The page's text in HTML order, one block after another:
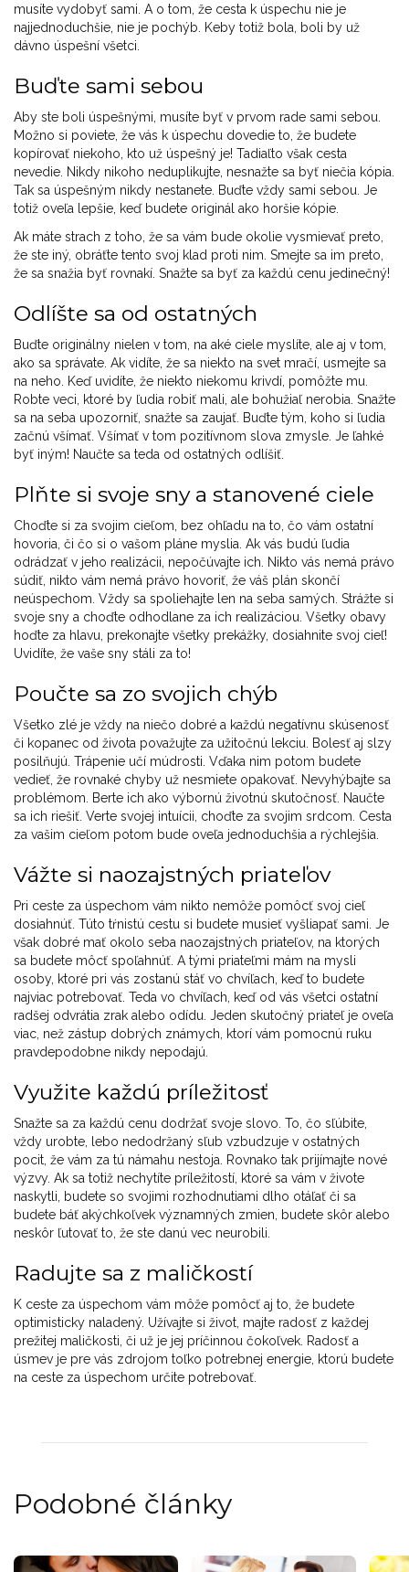
musíte vydobyť sami. A o tom, že cesta k úspechu nie je
najjednoduchšie, nie je pochýb. Keby totiž bola, boli by už
dávno úspešní všetci.
Buďte sami sebou
Aby ste boli úspešnými, musíte byť v prvom rade sami sebou.
Možno si poviete, že vás k úspechu dovedie to, že budete
kopírovať niekoho, kto už úspešný je! Tadiaľto však cesta
nevedie. Nikdy nikoho neduplikujte, nesnažte sa byť niečia kópia.
Tak sa úspešným nikdy nestanete. Buďte vždy sami sebou. Je
totiž oveľa lepšie, keď budete originál ako horšie kópie.
Ak máte strach z toho, že sa vám bude okolie vysmievať preto,
že ste iný, obráťte tento svoj klad proti nim. Smejte sa im preto,
že sa snažia byť rovnakí. Snažte sa byť za každú cenu jedinečný!
Odlíšte sa od ostatných
Buďte originálny nielen v tom, na aké ciele myslíte, ale aj v tom,
ako sa správate. Ak vidíte, že sa niekto na svet mračí, usmejte sa
na neho. Keď uvidíte, že niekto niekomu krivdí, pomôžte mu.
Robte veci, ktoré by ľudia robiť mali, ale bohužiaľ nerobia. Snažte
sa na seba upozorniť, snažte sa zaujať. Buďte tým, koho si ľudia
začnú všímať. Všímať v tom pozitívnom slova zmysle. Je ľahké
byť iným! Naučte sa teda od ostatných odlíšiť.
Plňte si svoje sny a stanovené ciele
Choďte si za svojim cieľom, bez ohľadu na to, čo vám ostatní
hovoria, či čo si o vašom pláne myslia. Ak vás budú ľudia
odrádzať v jeho realizácii, nepočúvajte ich. Nikto vás nemá právo
súdiť, nikto vám nemá právo hovoriť, že váš plán skončí
neúspechom. Vždy sa spoliehajte len na seba samých. Strážte si
svoje sny a choďte odhodlane za ich realizáciou. Všetky obavy
hoďte za hlavu, prekonajte všetky prekážky, dosiahnite svoj cieľ!
Uvidíte, že vaše sny stáli za to!
Poučte sa zo svojich chýb
Všetko zlé je vždy na niečo dobré a každú negatívnu skúsenosť
či kopanec od života považujte za užitočnú lekciu. Bolesť aj slzy
posilňujú. Trápenie učí múdrosti. Vďaka nim potom budete
vedieť, že rovnaké chyby už nesmiete opakovať. Nevyhýbajte sa
problémom. Berte ich ako výbornú životnú skutočnosť. Naučte
sa ich riešiť. Verte svojej intuícii, choďte za svojim srdcom. Cesta
za vašim cieľom potom bude oveľa jednoduchšia a rýchlejšia.
Vážte si naozajstných priateľov
Pri ceste za úspechom vám nikto nemôže pomôcť svoj cieľ
dosiahnúť. Túto tŕnistú cestu si budete musieť vyšliapať sami. Je
však dobré mať okolo seba naozajstných priateľov, na ktorých
sa budete môcť spoľahnúť. A tými priateľmi mám na mysli
osoby, ktoré pri vás zostanú stáť vo chvíľach, keď to budete
najviac potrebovať. Teda vo chvíľach, keď od vás všetci ostatní
radšej odvrátia zrak alebo odídu. Jeden skutočný priateľ je oveľa
viac, než zástup dobrých známych, ktorí vám pomocnú ruku
pravdepodobne nikdy nepodajú.
Využite každú príležitosť
Snažte sa za každú cenu dodržať svoje slovo. To, čo sľúbite,
vždy urobte, lebo nedodržaný sľub vzbudzuje v ostatných
pocit, že vám za tú námahu nestoja. Rovnako tak prijímajte nové
výzvy. Ak sa totiž nechytíte príležitostí, ktoré sa vám v živote
naskytli, budete so svojimi rozhodnutiami dlho otáľať či sa
budete báť akýchkoľvek významných zmien, budete skôr alebo
neskôr ľutovať to, že ste danú vec neurobili.
Radujte sa z maličkostí
K ceste za úspechom vám môže pomôcť aj to, že budete
optimisticky naladený. Užívajte si život, majte radosť z každej
prežitej maličkosti, či už je jej príčinnou čokoľvek. Radosť a
úsmev je pre vás zdrojom toľko potrebnej energie, ktorú budete
na ceste za úspechom určite potrebovať.
Podobné články